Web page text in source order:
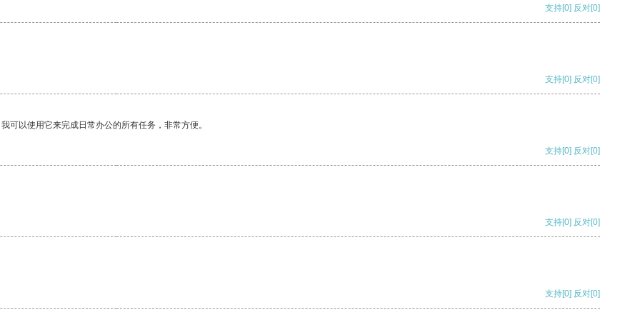
支持[0] 反对[0]
支持[0] 反对[0]
可以使用它来完成日常办公的所有任务，非常方便。
支持[0] 反对[0]
支持[0] 反对[0]
支持[0] 反对[0]